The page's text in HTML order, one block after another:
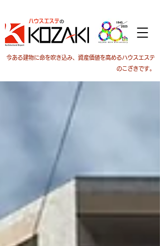
今ある建物に命を吹き込み、資産価値を高めるハウスエステ
のこざきです。